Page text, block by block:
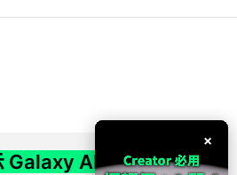
Galaxy AI 新方向 未來
×